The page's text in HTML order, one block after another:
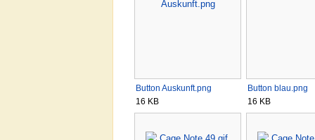
Button Auskunft.png
16 KB
Button blau.png
16 KB